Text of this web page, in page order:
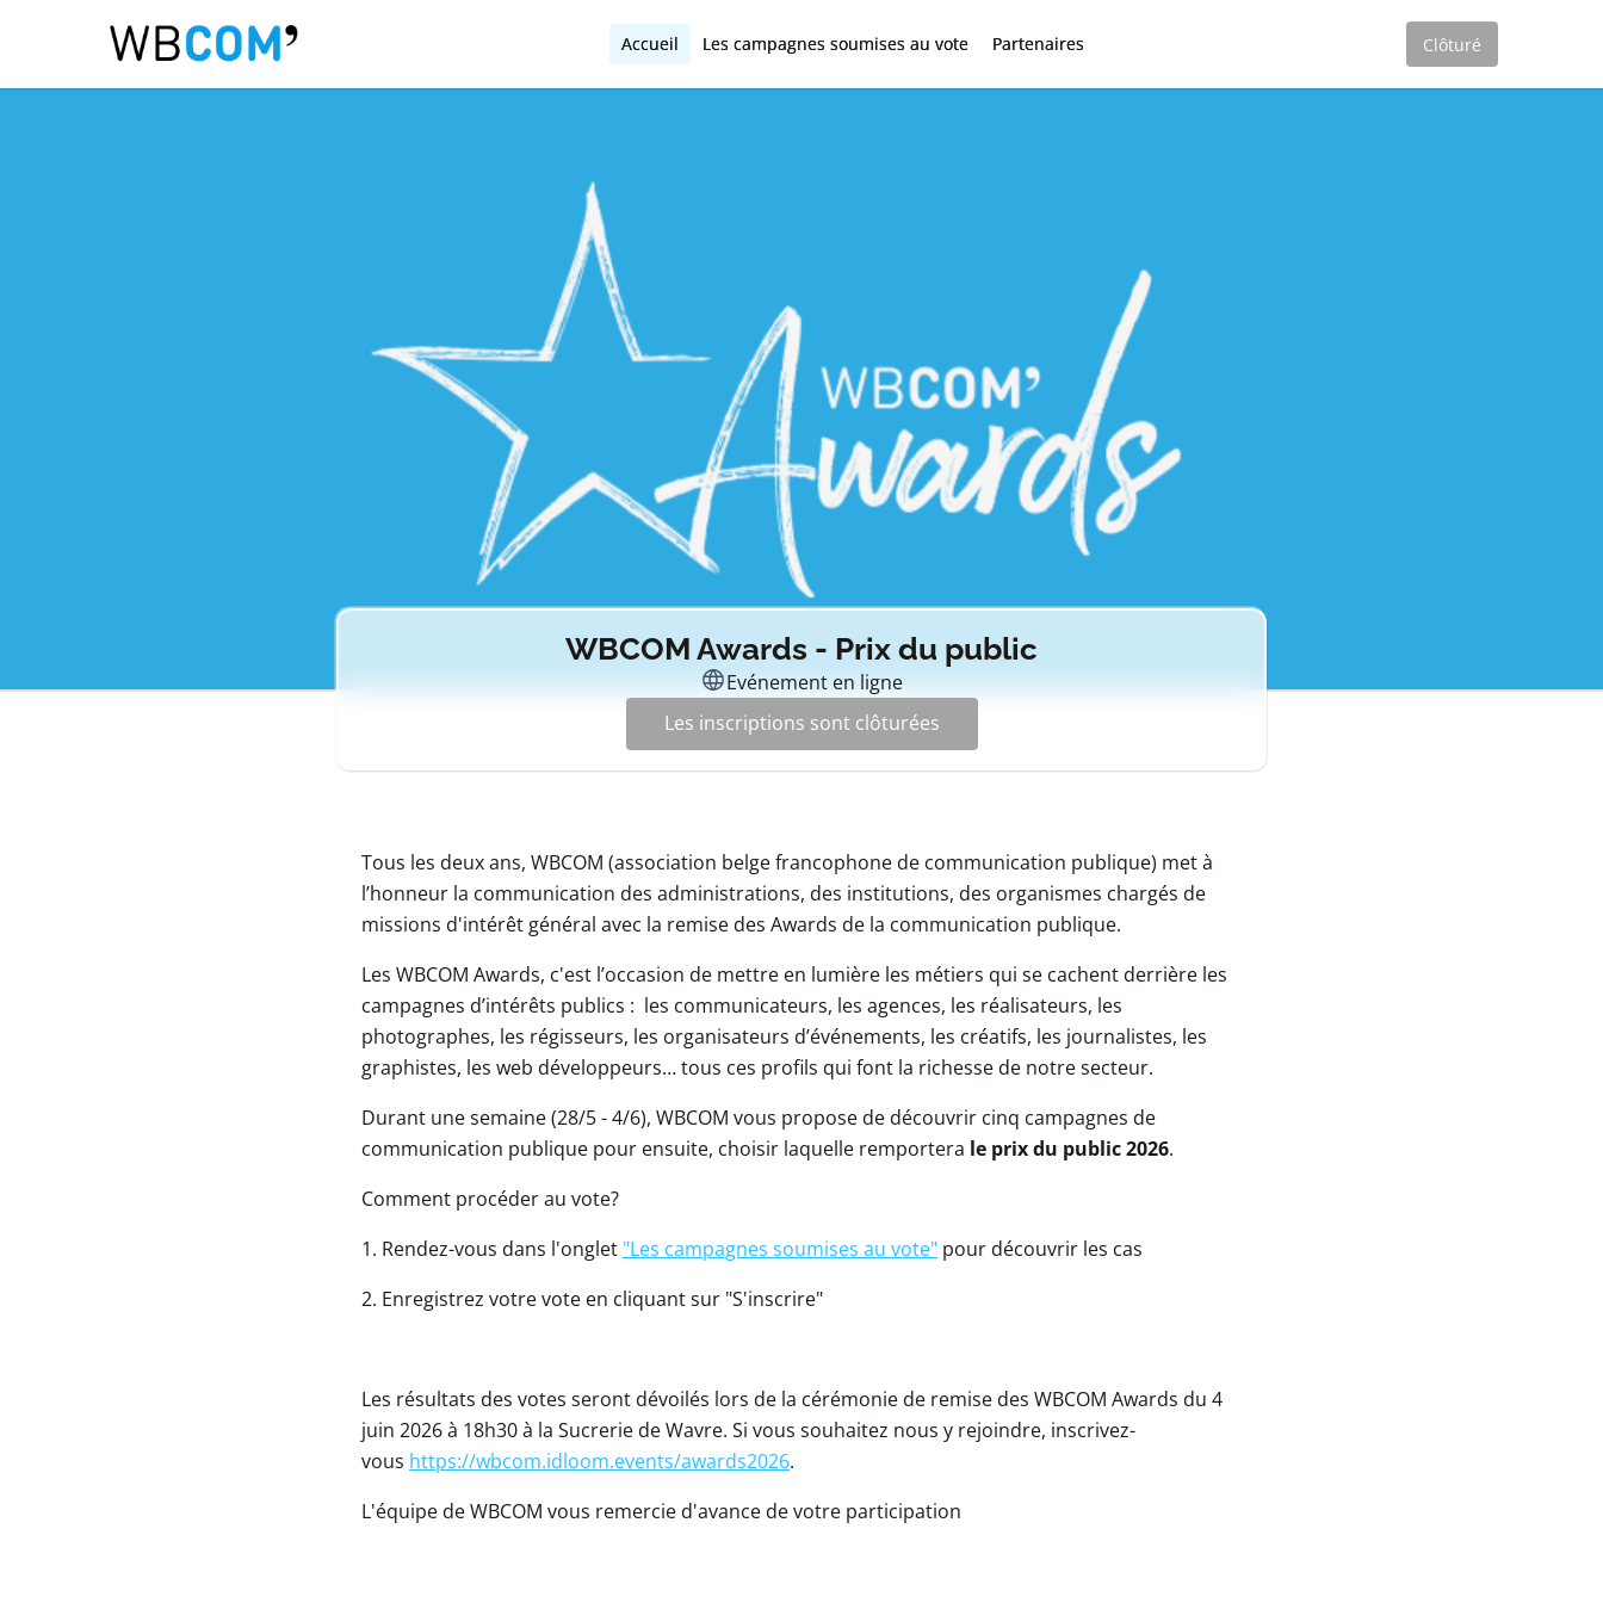
Accueil Les campagnes soumises au vote Partenaires Clôturé
WBCOM Awards - Prix du public
Evénement en ligne
Les inscriptions sont clôturées
Tous les deux ans, WBCOM (association belge francophone de communication publique) met à
l’honneur la communication des administrations, des institutions, des organismes chargés de
missions d'intérêt général avec la remise des Awards de la communication publique.
Les WBCOM Awards, c'est l’occasion de mettre en lumière les métiers qui se cachent derrière les
campagnes d’intérêts publics : les communicateurs, les agences, les réalisateurs, les
photographes, les régisseurs, les organisateurs d’événements, les créatifs, les journalistes, les
graphistes, les web développeurs… tous ces profils qui font la richesse de notre secteur.
Durant une semaine (28/5 - 4/6), WBCOM vous propose de découvrir cinq campagnes de
communication publique pour ensuite, choisir laquelle remportera le prix du public 2026.
Comment procéder au vote?
1. Rendez-vous dans l'onglet "Les campagnes soumises au vote" pour découvrir les cas
2. Enregistrez votre vote en cliquant sur "S'inscrire"
Les résultats des votes seront dévoilés lors de la cérémonie de remise des WBCOM Awards du 4
juin 2026 à 18h30 à la Sucrerie de Wavre. Si vous souhaitez nous y rejoindre, inscrivez-
vous https://wbcom.idloom.events/awards2026.
L'équipe de WBCOM vous remercie d'avance de votre participation